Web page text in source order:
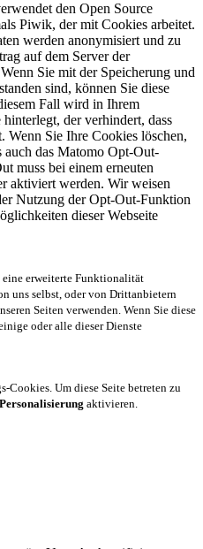
den Open Source
Piwik, der mit Cookies arbeitet.
werden anonymisiert und zu
auf dem Server der
Sie mit der Speicherung und
sind, können Sie diese
Fall wird in Ihrem
der verhindert, dass
Wenn Sie Ihre Cookies löschen,
auch das Matomo Opt-Out-
muss bei einem erneuten
aktiviert werden. Wir weisen
Nutzung der Opt-Out-Funktion
dieser Webseite
erweiterte Funktionalität
uns selbst, oder von Drittanbietern
Seiten verwenden. Wenn Sie diese
oder alle dieser Dienste
Cookies. Um diese Seite betreten zu
Personalisierung aktivieren.